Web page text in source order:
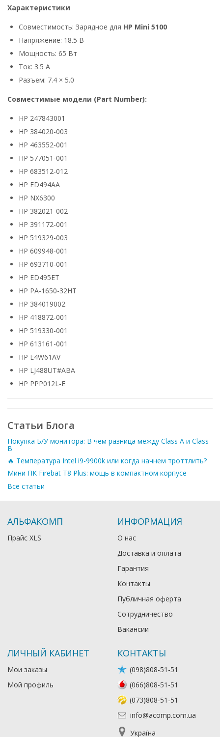
Характеристики
Совместимость: Зарядное для HP Mini 5100
Напряжение: 18.5 В
Мощность: 65 Вт
Ток: 3.5 А
Разъем: 7.4 × 5.0
Совместимые модели (Part Number):
HP 247843001
HP 384020-003
HP 463552-001
HP 577051-001
HP 683512-012
HP ED494AA
HP NX6300
HP 382021-002
HP 391172-001
HP 519329-003
HP 609948-001
HP 693710-001
HP ED495ET
HP PA-1650-32HT
HP 384019002
HP 418872-001
HP 519330-001
HP 613161-001
HP E4W61AV
HP LJ488UT#ABA
HP PPP012L-E
Статьи Блога
Покупка Б/У монитора: В чем разница между Class A и Class
B
🔥 Температура Intel i9-9900k или когда начнем троттлить?
Мини ПК Firebat T8 Plus: мощь в компактном корпусе
Все статьи
АЛЬФАКОМП
Прайс XLS
ИНФОРМАЦИЯ
О нас
Доставка и оплата
Гарантия
Контакты
Публичная оферта
Сотрудничество
Вакансии
ЛИЧНЫЙ КАБИНЕТ
Мои заказы
Мой профиль
КОНТАКТЫ
(098)808-51-51
(066)808-51-51
(073)808-51-51
info@acomp.com.ua
Україна